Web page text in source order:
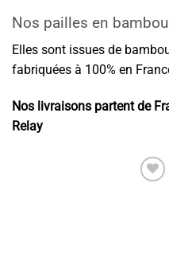
Nos pailles en
Elles sont issues de
fabriquées à 100% en
Nos livraisons partent de
Relay